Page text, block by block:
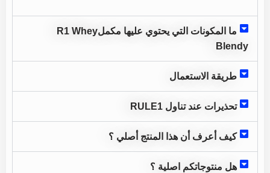
ما المكونات التي يحتوي عليها مكملR1 Whey
Blendy
طريقة الاستعمال
تحذيرات عند تناول RULE1
كيف أعرف أن هذا المنتج أصلي ؟
هل منتوجاتكم اصلية ؟